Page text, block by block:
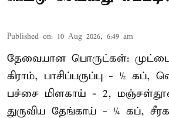
Published on: 10 Aug 2026, 6:49 am
தேவையான பொருட்கள்:
கிராம், பாசிப்பருப்பு - ½ கப்,
பச்சை மிளகாய் - 2,
துருவிய தேங்காய் - ¼ கப்,